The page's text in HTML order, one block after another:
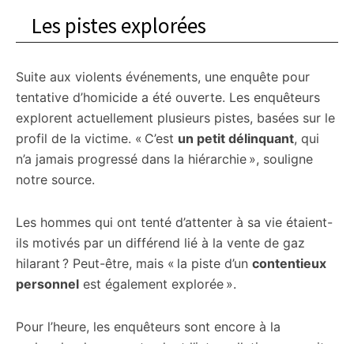
Les pistes explorées
Suite aux violents événements, une enquête pour
tentative d’homicide a été ouverte. Les enquêteurs
explorent actuellement plusieurs pistes, basées sur le
profil de la victime. « C’est un petit délinquant, qui
n’a jamais progressé dans la hiérarchie », souligne
notre source.
Les hommes qui ont tenté d’attenter à sa vie étaient-
ils motivés par un différend lié à la vente de gaz
hilarant ? Peut-être, mais « la piste d’un contentieux
personnel est également explorée ».
Pour l’heure, les enquêteurs sont encore à la